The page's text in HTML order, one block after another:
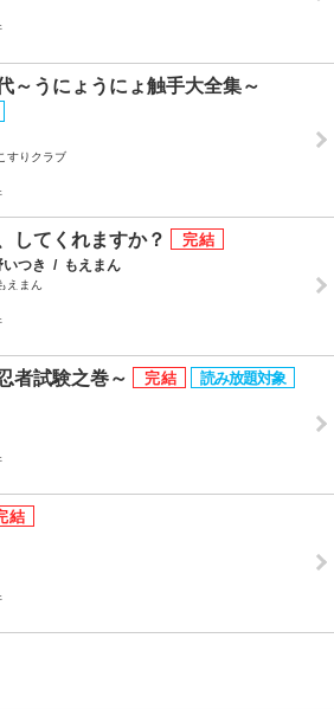
～うにょうにょ触手大全集～
すりクラブ
してくれますか？
つき / もえまん
えまん
者試験之巻～